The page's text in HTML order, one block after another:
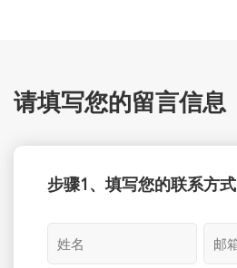
请填写您的留言信息
步骤1、填写您的联系方式